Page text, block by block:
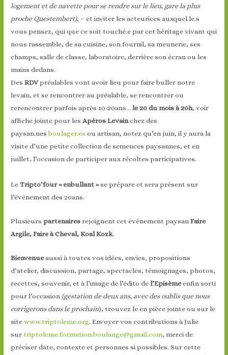
logement et de navette pour se rendre sur le lieu, gare la plus
proche Questembert), – et inviter les acteurices auxquel.le.s
vous pensez, qui que ce soit touché.e par cet héritage vivant qui
nous rassemble, de sa cuisine, son fournil, sa meunerie, ses
champs, salle de classe, laboratoire, derrière son écran ou les
mains dedans.
DesRDV préalables vont avoir lieu pour faire buller notre
levain, et se rencontrer au préalable, se rencontrer ou
rerencontrer parfois après 10-20ans…le 20 du mois à 20h, voir
affiche jointe pour lesApéros Levainchez des
paysan.nesboulager.es ou artisan, notez qu’en juin, il y aura la
visite d’une petite collection de semences paysannes, et en
juillet, l’occasion de participer aux récoltes participatives.
LeTripto’four « enbullant »se prépare et sera présent sur
l’événement des 20ans.
Plusieurspartenaires rejoignent cet événement paysanFaire
Argile, Faire à Cheval, Koal Kozk.
Bienvenueaussi à toutes vos idées, envies, propositions
d’atelier, discussion, partage, spectacles, témoignages, photos,
recettes, souvenir, et à l’image de l’édito de l’Episèmeenfin sorti
pour l’occasion (gestation de deux ans, avec des oublis que nous
corrigerons dans le prochain), trouvez le en pièce jointe ou sur le
sitewww.triptoleme.org. Envoyer vos contributions à Julie
sur triptoleme.formation.boulange@gmail.com, merci de
préciser date, contexte et personnes si possibles. Sur cette